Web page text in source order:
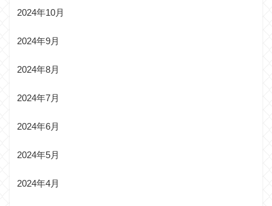
2024年10月
2024年9月
2024年8月
2024年7月
2024年6月
2024年5月
2024年4月